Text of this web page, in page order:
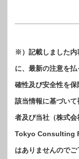
※）記載しました内
に、最新の注意を
確性及び安全性を保
該当情報に基づい
者及び当社（株式
Tokyo Consulting
はありませんのでご